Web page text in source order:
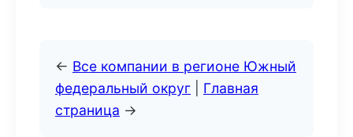
← Все компании в регионе Южный
федеральный округ
Главная
страница →